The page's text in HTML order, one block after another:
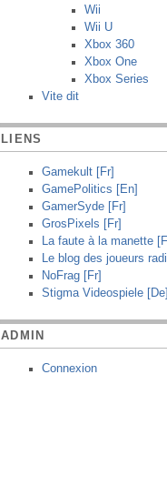
Wii
Wii U
Xbox 360
Xbox One
Xbox Series
Vite dit
LIENS
Gamekult [Fr]
GamePolitics [En]
GamerSyde [Fr]
GrosPixels [Fr]
La faute à la manette
Le blog des joueurs
NoFrag [Fr]
Stigma Videospiele [De]
ADMIN
Connexion